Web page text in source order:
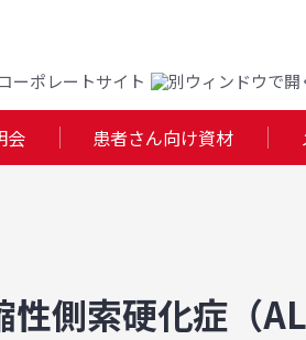
会 患者さん向け資材
ーポレートサイト
側索硬化症（